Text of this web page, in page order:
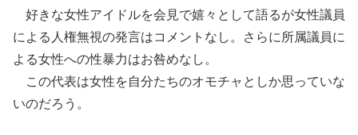
好きな女性アイドルを会見で嬉々として語るが女性議員
による人権無視の発言はコメントなし。さらに所属議員に
よる女性への性暴力はお咎めなし。
この代表は女性を自分たちのオモチャとしか思っていな
いのだろう。